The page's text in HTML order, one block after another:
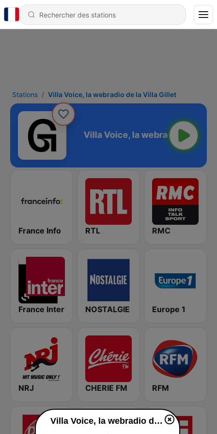
Stations Villa Voice, la webradio de la Villa Gillet
la Villa Gillet
France Info RTL RMC
France Inter NOSTALGIE Europe 1
NRJ CHERIE FM RFM
Villa Voice, la webradio de la Villa Gillet en ligne